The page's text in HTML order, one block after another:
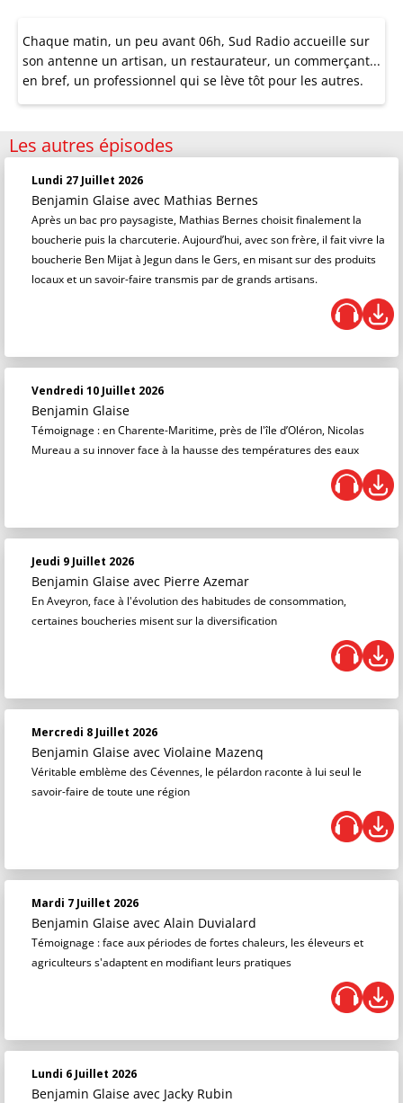
Chaque matin, un peu avant 06h, Sud Radio accueille sur
son antenne un artisan, un restaurateur, un commerçant...
en bref, un professionnel qui se lève tôt pour les autres.
Les autres épisodes
Lundi 27 Juillet 2026
Benjamin Glaise avec Mathias Bernes
Après un bac pro paysagiste, Mathias Bernes choisit finalement la
boucherie puis la charcuterie. Aujourd’hui, avec son frère, il fait vivre la
boucherie Ben Mijat à Jegun dans le Gers, en misant sur des produits
locaux et un savoir-faire transmis par de grands artisans.
Vendredi 10 Juillet 2026
Benjamin Glaise
Témoignage : en Charente-Maritime, près de l'île d’Oléron, Nicolas
Mureau a su innover face à la hausse des températures des eaux
Jeudi 9 Juillet 2026
Benjamin Glaise avec Pierre Azemar
En Aveyron, face à l'évolution des habitudes de consommation,
certaines boucheries misent sur la diversification
Mercredi 8 Juillet 2026
Benjamin Glaise avec Violaine Mazenq
Véritable emblème des Cévennes, le pélardon raconte à lui seul le
savoir-faire de toute une région
Mardi 7 Juillet 2026
Benjamin Glaise avec Alain Duvialard
Témoignage : face aux périodes de fortes chaleurs, les éleveurs et
agriculteurs s'adaptent en modifiant leurs pratiques
Lundi 6 Juillet 2026
Benjamin Glaise avec Jacky Rubin